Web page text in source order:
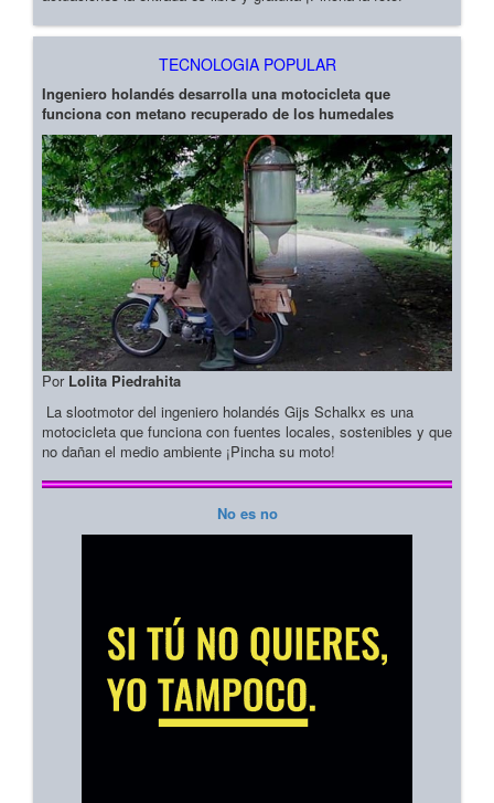
TECNOLOGIA POPULAR
Ingeniero holandés desarrolla una motocicleta que
funciona con metano recuperado de los humedales
Por Lolita Piedrahita
La slootmotor del ingeniero holandés Gijs Schalkx es una
motocicleta que funciona con fuentes locales, sostenibles y que
no dañan el medio ambiente ¡Pincha su moto!
No es no